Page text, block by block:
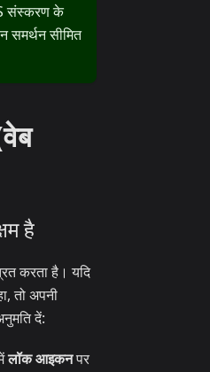
संस्करण के
समर्थन सीमित
है
करता है। यदि
तो अपनी
दें:
लॉक आइकनपर